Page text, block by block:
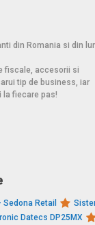
din Romania si din
fiscale, accesorii si
tip de business, iar
la fiecare pas!
Retail
Datecs DP25MX